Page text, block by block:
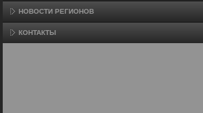
НОВОСТИ РЕГИОНОВ
КОНТАКТЫ